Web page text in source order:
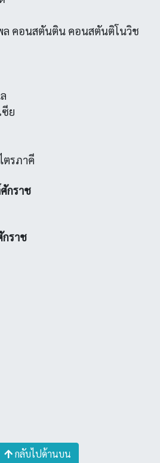
ล คอนสตันติน คอนสตันติโนวิช
ซีย
รภาคี
กราช
กราช
กลับไปด้านบน